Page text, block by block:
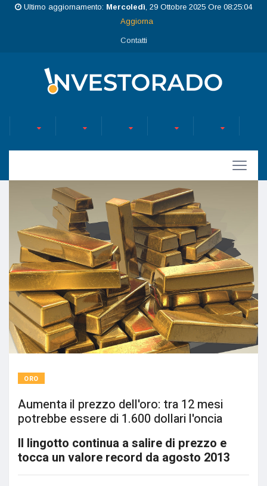
Ultimo aggiornamento: Mercoledì, 29 Ottobre 2025 Ore 08:25:04
Aggiorna
Contatti
ORO
Aumenta il prezzo dell'oro: tra 12 mesi
potrebbe essere di 1.600 dollari l'oncia
Il lingotto continua a salire di prezzo e
tocca un valore record da agosto 2013